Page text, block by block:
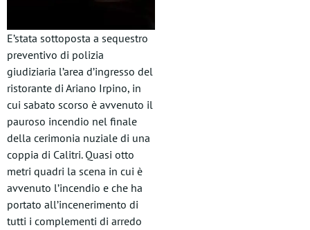
E’stata sottoposta a sequestro
preventivo di polizia
giudiziaria l’area d’ingresso del
ristorante di Ariano Irpino, in
cui sabato scorso è avvenuto il
pauroso incendio nel finale
della cerimonia nuziale di una
coppia di Calitri. Quasi otto
metri quadri la scena in cui è
avvenuto l’incendio e che ha
portato all’incenerimento di
tutti i complementi di arredo